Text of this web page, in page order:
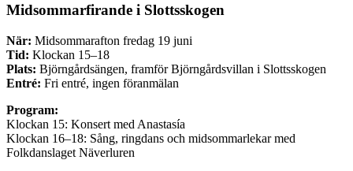
Midsommarfirande i Slottsskogen
När: Midsommarafton fredag 19 juni
Tid: Klockan 15–18
Plats: Björngårdsängen, framför Björngårdsvillan i Slottsskogen
Entré: Fri entré, ingen föranmälan
Program:
Klockan 15: Konsert med Anastasía
Klockan 16–18: Sång, ringdans och midsommarlekar med
Folkdanslaget Näverluren